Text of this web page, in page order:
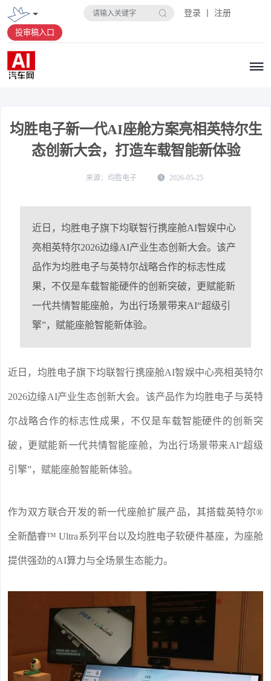
登录 丨 注册
投审稿入口
均胜电子新一代AI座舱方案亮相英特尔生
态创新大会，打造车载智能新体验
均胜电子 2026-05-25
近日，均胜电子旗下均联智行携座舱AI智娱中心
亮相英特尔2026边缘AI产业生态创新大会。该产
品作为均胜电子与英特尔战略合作的标志性成
果，不仅是车载智能硬件的创新突破，更赋能新
一代共情智能座舱，为出行场景带来AI“超级引
擎”，赋能座舱智能新体验。
近日，均胜电子旗下均联智行携座舱AI智娱中心亮相英特尔
2026边缘AI产业生态创新大会。该产品作为均胜电子与英特
尔战略合作的标志性成果，不仅是车载智能硬件的创新突
破，更赋能新一代共情智能座舱，为出行场景带来AI“超级
引擎”，赋能座舱智能新体验。
作为双方联合开发的新一代座舱扩展产品，其搭载英特尔®
全新酷睿™ Ultra系列平台以及均胜电子软硬件基座，为座舱
提供强劲的AI算力与全场景生态能力。